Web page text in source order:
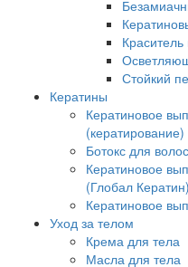
Стойкий
Кератины
Кератиновое
(кератирование)
Ботокс для волос
Кератиновое
(Глобал Кератин)
Кератиновое
Уход за телом
Крема для тела
Масла для тела